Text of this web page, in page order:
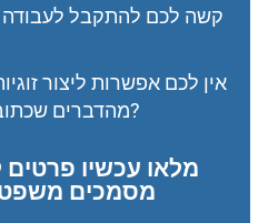
קשה לכם להתקבל לעבודה
אין לכם אפשרות ליצור
מהדברים שכתובים עליכם באינטרנט?
מלאו עכשיו
מסמכים